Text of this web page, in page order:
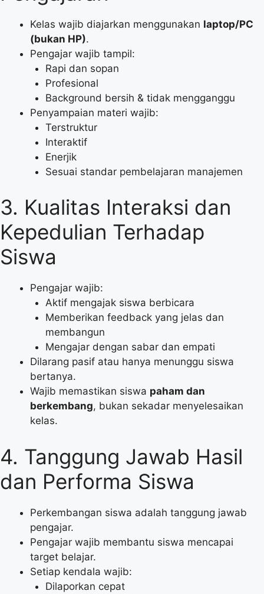
Kelas wajib diajarkan menggunakan laptop/PC
(bukan HP).
Pengajar wajib tampil:
Rapi dan sopan
Profesional
Background bersih & tidak mengganggu
Penyampaian materi wajib:
Terstruktur
Interaktif
Enerjik
Sesuai standar pembelajaran manajemen
3. Kualitas Interaksi dan
Kepedulian Terhadap
Siswa
Pengajar wajib:
Aktif mengajak siswa berbicara
Memberikan feedback yang jelas dan
membangun
Mengajar dengan sabar dan empati
Dilarang pasif atau hanya menunggu siswa
bertanya.
Wajib memastikan siswa paham dan
berkembang, bukan sekadar menyelesaikan
kelas.
4. Tanggung Jawab Hasil
dan Performa Siswa
Perkembangan siswa adalah tanggung jawab
pengajar.
Pengajar wajib membantu siswa mencapai
target belajar.
Setiap kendala wajib:
Dilaporkan cepat